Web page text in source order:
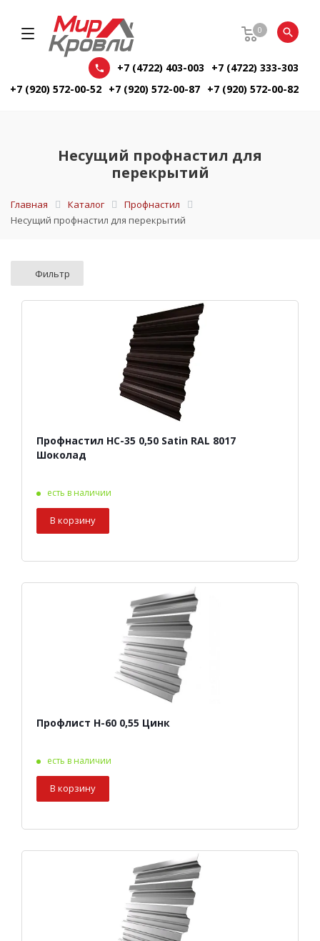
0
+7 (4722) 403-003
+7 (4722) 333-303
+7 (920) 572-00-52 +7 (920) 572-00-87 +7 (920) 572-00-82
Несущий профнастил для
перекрытий
Главная Каталог
Профнастил
Несущий профнастил для перекрытий
Фильтр
Профнастил НС-35 0,50 Satin RAL 8017
Шоколад
есть в наличии
В корзину
Профлист Н-60 0,55 Цинк
есть в наличии
В корзину